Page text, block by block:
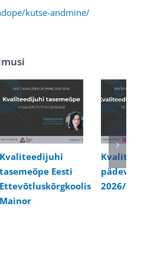
kutse-andmine/
Kvaliteedijuhi
tasemeõpe Eesti
Ettevõtluskõrgkoolis
Mainor
2026/